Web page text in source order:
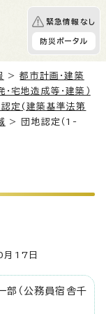
緊急情報なし
防災ポータル
>都市計画・建築
宅地造成等・建築）
認定(建築基準法第
> 団地認定（1-
17日
（公務員宿舎千